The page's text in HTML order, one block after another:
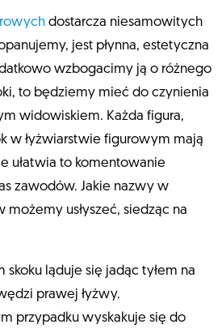
dostarcza niesamowitych
jest płynna, estetyczna
wzbogacimy ją o różnego
to będziemy mieć do czynienia
widowiskiem. Każda figura,
w łyżwiarstwie figurowym mają
ułatwia to komentowanie
zawodów. Jakie nazwy w
możemy usłyszeć, siedząc na
skoku ląduje się jadąc tyłem na
prawej łyżwy.
przypadku wyskakuje się do